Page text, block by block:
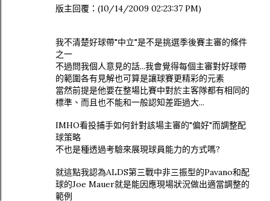
版主回覆：(10/14/2009 02:23:37 PM)
我不清楚好球帶"中立"是不是挑選季後賽主審的條件
之一
不過問我個人意見的話...我會覺得每個主審對好球帶
的範圍各有見解也可算是讓球賽更精彩的元素
當然前提是他要在整場比賽中對於主客隊都有相同的
標準、而且也不能和一般認知差距過大...
IMHO看投捕手如何針對該場主審的"偏好"而調整配
球策略
不也是種透過考驗來展現球員能力的方式嗎?
就這點我認為ALDS第三戰中非三振型的Pavano和配
球的Joe Mauer就是能因應現場狀況做出適當調整的
範例